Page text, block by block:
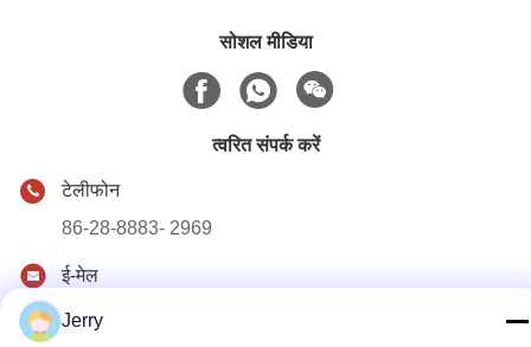
सोशल मीडिया
त्वरित संपर्क करें
टेलीफोन
86-28-8883- 2969
ई-मेल
jerry@goleadmedical.com
Jerry